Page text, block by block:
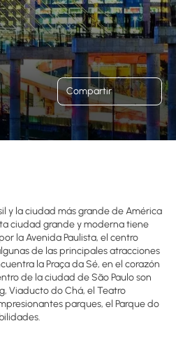
Compartir
y la ciudad más grande de América
ciudad grande y moderna tiene
la Avenida Paulista, el centro
de las principales atracciones
la Praça da Sé, en el corazón
de la ciudad de São Paulo son
Viaducto do Chá, el Teatro
parques, el Parque do